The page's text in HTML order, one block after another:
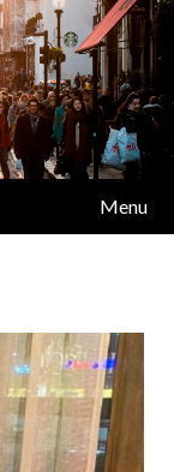
Menu